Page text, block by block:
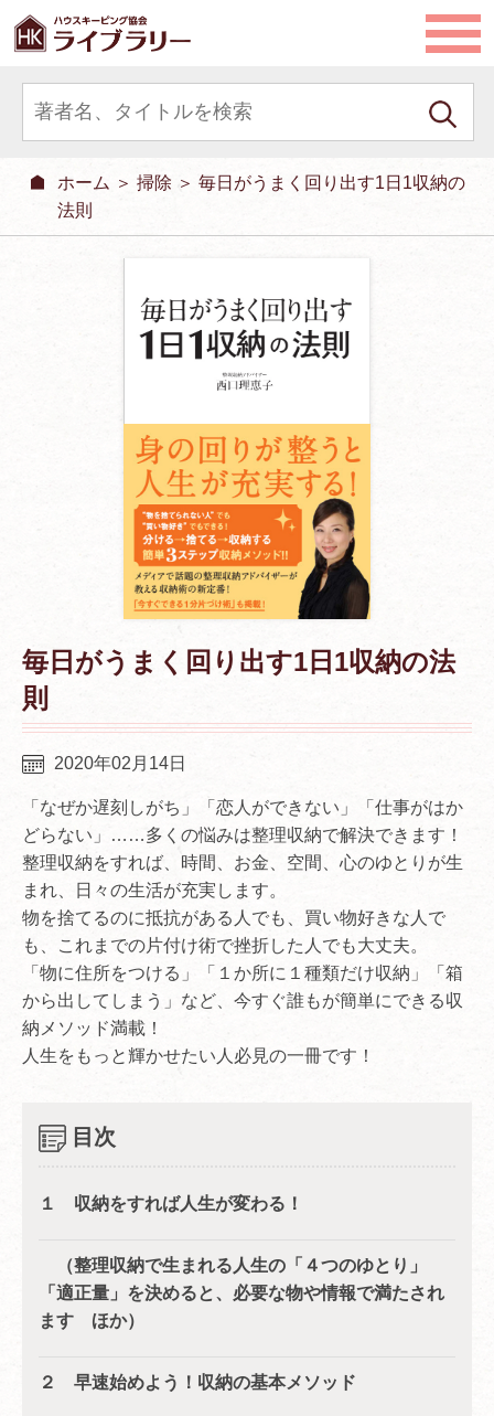
ホーム ＞ 掃除 ＞ 毎日がうまく回り出す1日1収納の
法則
毎日がうまく回り出す1日1収納の法
則
2020年02月14日
「なぜか遅刻しがち」「恋人ができない」「仕事がはか
どらない」……多くの悩みは整理収納で解決できます！
整理収納をすれば、時間、お金、空間、心のゆとりが生
まれ、日々の生活が充実します。
物を捨てるのに抵抗がある人でも、買い物好きな人で
も、これまでの片付け術で挫折した人でも大丈夫。
「物に住所をつける」「１か所に１種類だけ収納」「箱
から出してしまう」など、今すぐ誰もが簡単にできる収
納メソッド満載！
人生をもっと輝かせたい人必見の一冊です！
目次
１ 収納をすれば人生が変わる！
（整理収納で生まれる人生の「４つのゆとり」
「適正量」を決めると、必要な物や情報で満たされ
ます ほか）
２ 早速始めよう！収納の基本メソッド